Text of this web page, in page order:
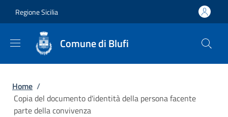
Regione Sicilia
Comune di Blufi
Briciole di pane
Home /
Copia del documento d'identità della persona facente
parte della convivenza